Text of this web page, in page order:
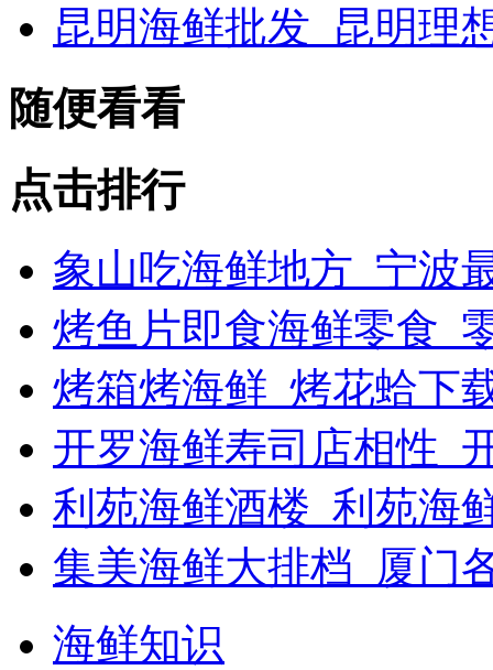
昆明海鲜批发_昆明理
随便看看
点击排行
象山吃海鲜地方_宁波
烤鱼片即食海鲜零食_
烤箱烤海鲜_烤花蛤下
开罗海鲜寿司店相性_
利苑海鲜酒楼_利苑海
集美海鲜大排档_厦门
海鲜知识